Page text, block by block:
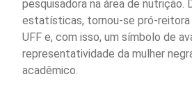
pesquisadora na área de nutrição.
estatísticas, tornou-se pró-reitora
UFF e, com isso, um símbolo de
representatividade da mulher
acadêmico.